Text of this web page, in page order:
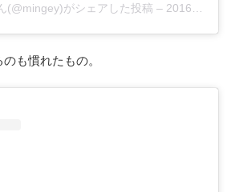
(@mingey)がシェアした投稿 – 2016年 5月月1日午後3時04分PDT
も慣れたもの。